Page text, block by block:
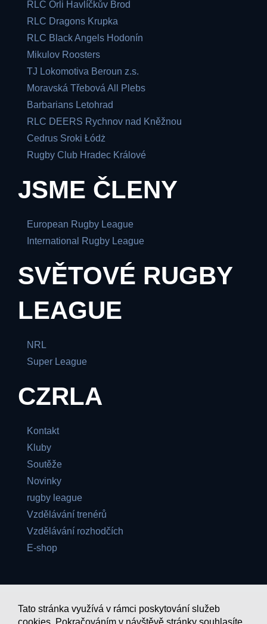
RLC Orli Havlíčkův Brod
RLC Dragons Krupka
RLC Black Angels Hodonín
Mikulov Roosters
TJ Lokomotiva Beroun z.s.
Moravská Třebová All Plebs
Barbarians Letohrad
RLC DEERS Rychnov nad Kněžnou
Cedrus Sroki Łódż
Rugby Club Hradec Králové
JSME ČLENY
European Rugby League
International Rugby League
SVĚTOVÉ RUGBY
LEAGUE
NRL
Super League
CZRLA
Kontakt
Kluby
Soutěže
Novinky
rugby league
Vzdělávání trenérů
Vzdělávání rozhodčích
E-shop
Tato stránka využívá v rámci poskytování služeb
cookies. Pokračováním v návštěvě stránky souhlasíte